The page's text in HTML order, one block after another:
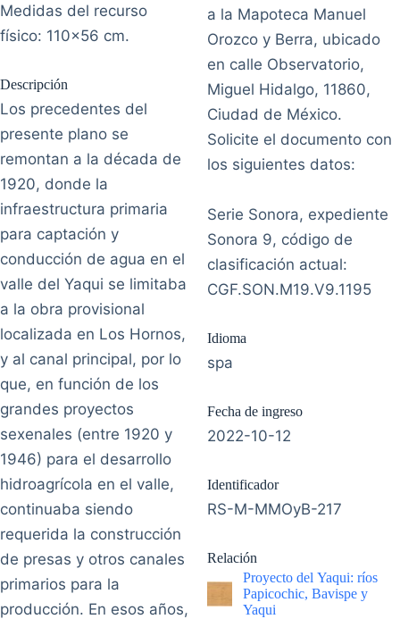
Medidas del recurso
físico: 110x56 cm.
Descripción
Los precedentes del
presente plano se
remontan a la década de
1920, donde la
infraestructura primaria
para captación y
conducción de agua en el
valle del Yaqui se limitaba
a la obra provisional
localizada en Los Hornos,
y al canal principal, por lo
que, en función de los
grandes proyectos
sexenales (entre 1920 y
1946) para el desarrollo
hidroagrícola en el valle,
continuaba siendo
requerida la construcción
de presas y otros canales
primarios para la
producción. En esos años,
a la Mapoteca Manuel
Orozco y Berra, ubicado
en calle Observatorio,
Miguel Hidalgo, 11860,
Ciudad de México.
Solicite el documento con
los siguientes datos:
Serie Sonora, expediente
Sonora 9, código de
clasificación actual:
CGF.SON.M19.V9.1195
Idioma
spa
Fecha de ingreso
2022-10-12
Identificador
RS-M-MMOyB-217
Relación
Proyecto del Yaqui: ríos
Papicochic, Bavispe y
Yaqui